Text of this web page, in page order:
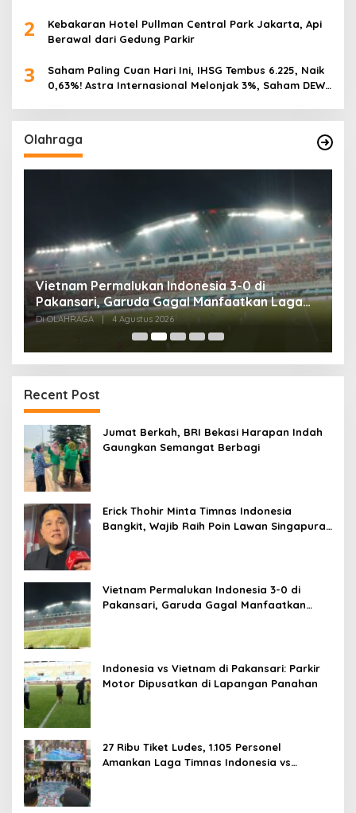
2
Kebakaran Hotel Pullman Central Park Jakarta, Api
Berawal dari Gedung Parkir
3
Saham Paling Cuan Hari Ini, IHSG Tembus 6.225, Naik
0,63%! Astra Internasional Melonjak 3%, Saham DEWA
Olahraga
Vietnam Permalukan Indonesia 3-0 di
Pakansari, Garuda Gagal Manfaatkan Laga
Kandang
Di OLAHRAGA 4 Agustus 2026
Recent Post
Jumat Berkah, BRI Bekasi Harapan Indah
Gaungkan Semangat Berbagi
Erick Thohir Minta Timnas Indonesia
Bangkit, Wajib Raih Poin Lawan Singapura
Vietnam Permalukan Indonesia 3-0 di
Pakansari, Garuda Gagal Manfaatkan
Indonesia vs Vietnam di Pakansari: Parkir
Motor Dipusatkan di Lapangan Panahan
27 Ribu Tiket Ludes, 1.105 Personel
Amankan Laga Timnas Indonesia vs